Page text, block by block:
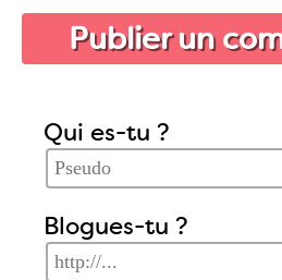
Publier un
Qui es-tu ?
Blogues-tu ?